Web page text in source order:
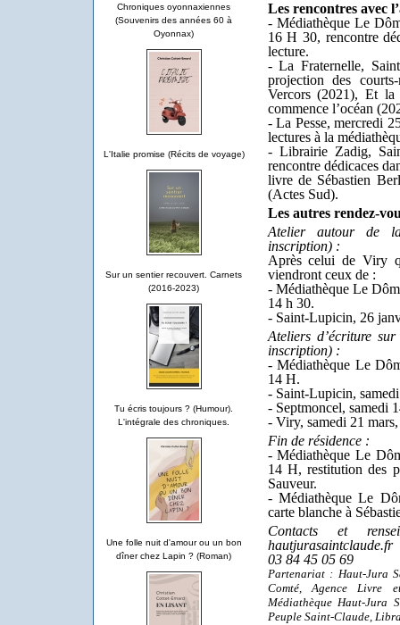
Chroniques oyonnaxiennes
(Souvenirs des années 60 à
Oyonnax)
L'Italie promise (Récits de voyage)
Sur un sentier recouvert. Carnets
(2016-2023)
Tu écris toujours ? (Humour).
L'intégrale des chroniques.
Une folle nuit d'amour ou un bon
dîner chez Lapin ? (Roman)
Les rencontres avec
- Médiathèque Le
16 H 30, rencontre
lecture.
- La Fraternelle,
projection des
Vercors (2021), Et
commence l’océan
- La Pesse, mercredi
lectures à la
- Librairie Zadig,
rencontre dédicaces
livre de Sébastien
(Actes Sud).
Les autres rendez-
Atelier autour de
inscription) :
Après celui de Viry
viendront ceux de :
- Médiathèque Le
14 h 30.
- Saint-Lupicin, 26
Ateliers d’écriture
inscription) :
- Médiathèque Le
14 H.
- Saint-Lupicin,
- Septmoncel, samedi
- Viry, samedi 21
Fin de résidence :
- Médiathèque Le
14 H, restitution des
Sauveur.
- Médiathèque Le
carte blanche à
Contacts et
hautjurasaintclaude.fr
03 84 45 05 69
Partenariat : Haut-Jura
Comté, Agence Livre
Médiathèque Haut-Jura
Peuple Saint-Claude,